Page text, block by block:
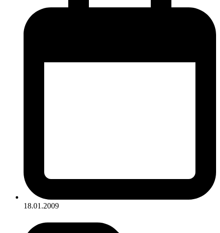
18.01.2009